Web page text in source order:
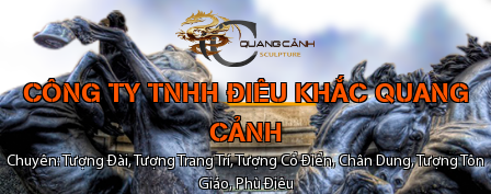
CÔNG TY TNHH ĐIÊU KHẮC QUANG
CẢNH
Chuyên: Tượng Đài, Tượng Trang Trí, Tượng Cổ Điển, Chân Dung, Tượng Tôn
Giáo, Phù Điêu